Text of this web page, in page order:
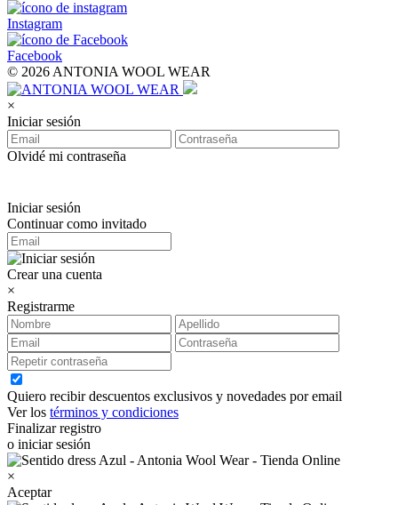
Instagram
Facebook
© 2026 ANTONIA WOOL WEAR
×
Iniciar sesión
Olvidé mi contraseña
Iniciar sesión
Continuar como invitado
Crear una cuenta
×
Registrarme
Quiero recibir descuentos exclusivos y novedades por email
Ver los términos y condiciones
Finalizar registro
o iniciar sesión
×
Aceptar